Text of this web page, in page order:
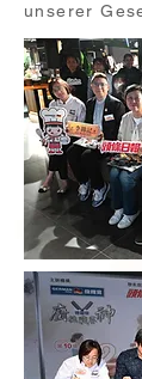
unserer